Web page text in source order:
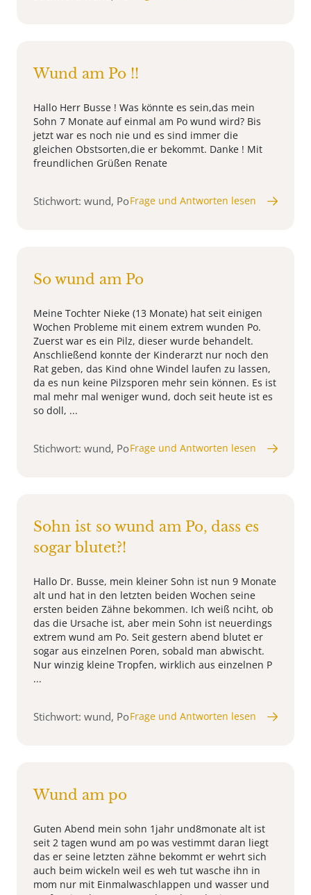
Wund am Po !!
Hallo Herr Busse ! Was könnte es sein,das mein
Sohn 7 Monate auf einmal am Po wund wird? Bis
jetzt war es noch nie und es sind immer die
gleichen Obstsorten,die er bekommt. Danke ! Mit
freundlichen Grüßen Renate
Stichwort: wund, PoFrage und Antworten lesen
So wund am Po
Meine Tochter Nieke (13 Monate) hat seit einigen
Wochen Probleme mit einem extrem wunden Po.
Zuerst war es ein Pilz, dieser wurde behandelt.
Anschließend konnte der Kinderarzt nur noch den
Rat geben, das Kind ohne Windel laufen zu lassen,
da es nun keine Pilzsporen mehr sein können. Es ist
mal mehr mal weniger wund, doch seit heute ist es
so doll, ...
Stichwort: wund, PoFrage und Antworten lesen
Sohn ist so wund am Po, dass es
sogar blutet?!
Hallo Dr. Busse, mein kleiner Sohn ist nun 9 Monate
alt und hat in den letzten beiden Wochen seine
ersten beiden Zähne bekommen. Ich weiß nciht, ob
das die Ursache ist, aber mein Sohn ist neuerdings
extrem wund am Po. Seit gestern abend blutet er
sogar aus einzelnen Poren, sobald man abwischt.
Nur winzig kleine Tropfen, wirklich aus einzelnen P
...
Stichwort: wund, PoFrage und Antworten lesen
Wund am po
Guten Abend mein sohn 1jahr und8monate alt ist
seit 2 tagen wund am po was vestimmt daran liegt
das er seine letzten zähne bekommt er wehrt sich
auch beim wickeln weil es weh tut wasche ihn in
mom nur mit Einmalwaschlappen und wasser und